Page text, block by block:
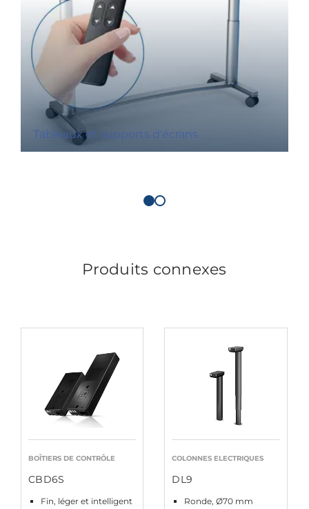
Tableaux et supports d'écrans
Produits connexes
BOÎTIERS DE CONTRÔLE
CBD6S
Fin, léger et intelligent
COLONNES ELECTRIQUES
DL9
Ronde, Ø70 mm